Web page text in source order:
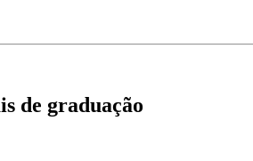
de graduação